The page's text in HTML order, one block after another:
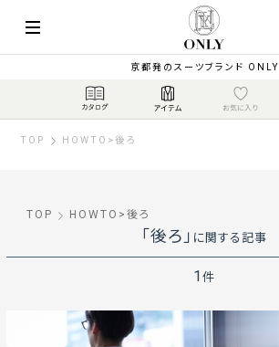
京都発のスーツブランド ONLY
TOP HOWTO >後ろ
TOP HOWTO >後ろ
「後ろ」 に関する記事
1 件